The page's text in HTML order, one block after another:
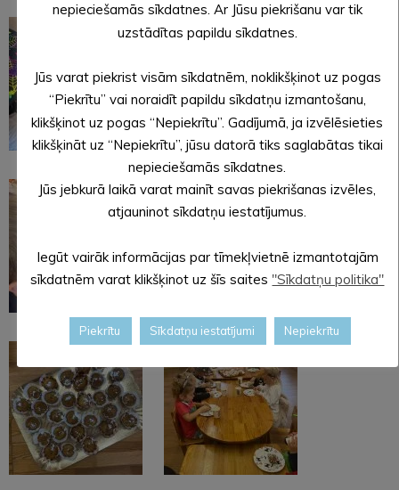
nepieciešamās sīkdatnes. Ar Jūsu piekrišanu var tik
uzstādītas papildu sīkdatnes.
Jūs varat piekrist visām sīkdatnēm, noklikšķinot uz pogas
“Piekrītu” vai noraidīt papildu sīkdatņu izmantošanu,
klikšķinot uz pogas “Nepiekrītu”. Gadījumā, ja izvēlēsieties
klikšķināt uz “Nepiekrītu”, jūsu datorā tiks saglabātas tikai
nepieciešamās sīkdatnes.
Jūs jebkurā laikā varat mainīt savas piekrišanas izvēles,
atjauninot sīkdatņu iestatījumus.
Iegūt vairāk informācijas par tīmekļvietnē izmantotajām
sīkdatnēm varat klikšķinot uz šīs saites "Sīkdatņu politika"
Piekrītu Sīkdatņu iestatījumi Nepiekrītu